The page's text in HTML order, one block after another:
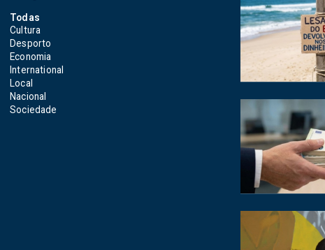
Todas
Cultura
Desporto
Economia
International
Local
Nacional
Sociedade